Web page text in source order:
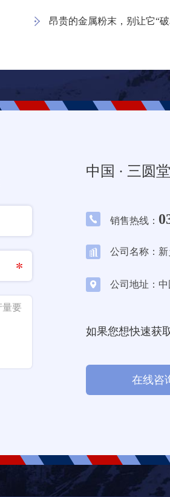
昂贵的金属粉末，别让它“
中国 · 三圆
销售热线：
公司名称：
公司地址：
如果您想快速获
在线咨